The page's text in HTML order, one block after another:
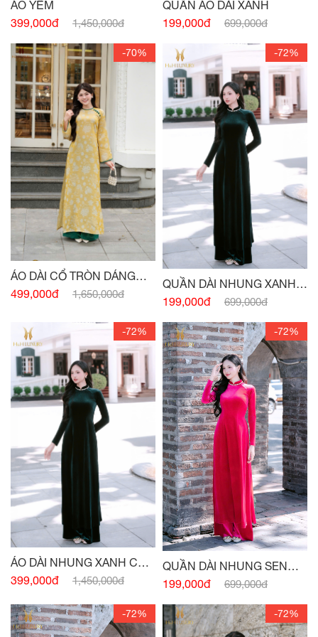
ÁO YẾM
399,000đ
1,450,000đ
QUẦN ÁO DÀI XANH
199,000đ
699,000đ
-70%
ÁO DÀI CỔ TRÒN DÁNG
XUÔNG VỪA PHỐI CỔ -
499,000đ 1,650,000đ
-72%
QUẦN DÀI NHUNG XANH
CỔ VỊT
199,000đ 699,000đ
-72%
ÁO DÀI NHUNG XANH CỔ
VỊT
399,000đ 1,450,000đ
-72%
QUẦN DÀI NHUNG SEN
ĐẬM
199,000đ 699,000đ
-72% -72%